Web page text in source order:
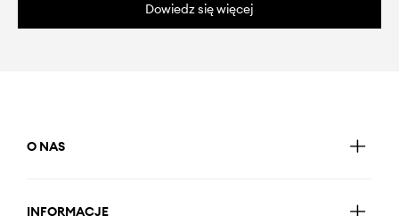
Dowiedz się więcej
O NAS
INFORMACJE